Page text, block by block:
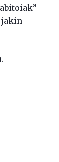
jakin